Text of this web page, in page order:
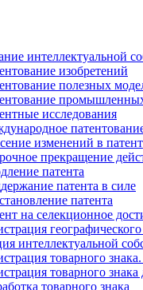
интеллектуальной
изобретений
полезных
исследования
изменений в патент
прекращение
патента
патента в силе
патента
на селекционное
интеллектуальной
товарного
товарного
товарного знака